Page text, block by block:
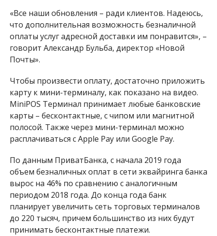
«Все наши обновления – ради клиентов. Надеюсь,
что дополнительная возможность безналичной
оплаты услуг адресной доставки им понравится», –
говорит Александр Бульба, директор «Новой
Почты».
Чтобы произвести оплату, достаточно приложить
карту к мини-терминалу, как показано на видео.
MiniPOS Терминал принимает любые банковские
карты – бесконтактные, с чипом или магнитной
полосой. Также через мини-терминал можно
расплачиваться с Apple Pay или Google Pay.
По данным ПриватБанка, с начала 2019 года
объем безналичных оплат в сети эквайринга банка
вырос на 46% по сравнению с аналогичным
периодом 2018 года. До конца года банк
планирует увеличить сеть торговых терминалов
до 220 тысяч, причем большинство из них будут
принимать бесконтактные платежи.